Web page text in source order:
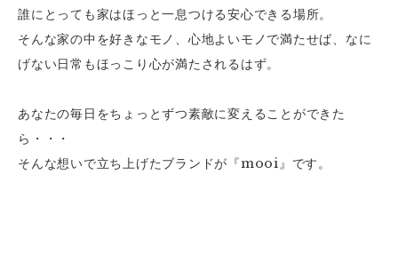
誰にとっても家はほっと一息つける安心できる場所。
そんな家の中を好きなモノ、心地よいモノで満たせば、なに
げない日常もほっこり心が満たされるはず。
あなたの毎日をちょっとずつ素敵に変えることができた
ら・・・
そんな想いで立ち上げたブランドが『mooi』です。